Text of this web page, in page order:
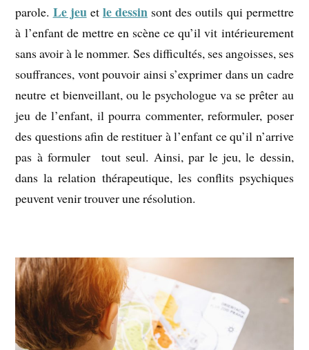
parole. Le jeu et le dessin sont des outils qui permettre
à l’enfant de mettre en scène ce qu’il vit intérieurement
sans avoir à le nommer. Ses difficultés, ses angoisses, ses
souffrances, vont pouvoir ainsi s’exprimer dans un cadre
neutre et bienveillant, ou le psychologue va se prêter au
jeu de l’enfant, il pourra commenter, reformuler, poser
des questions afin de restituer à l’enfant ce qu’il n’arrive
pas à formuler tout seul. Ainsi, par le jeu, le dessin,
dans la relation thérapeutique, les conflits psychiques
peuvent venir trouver une résolution.